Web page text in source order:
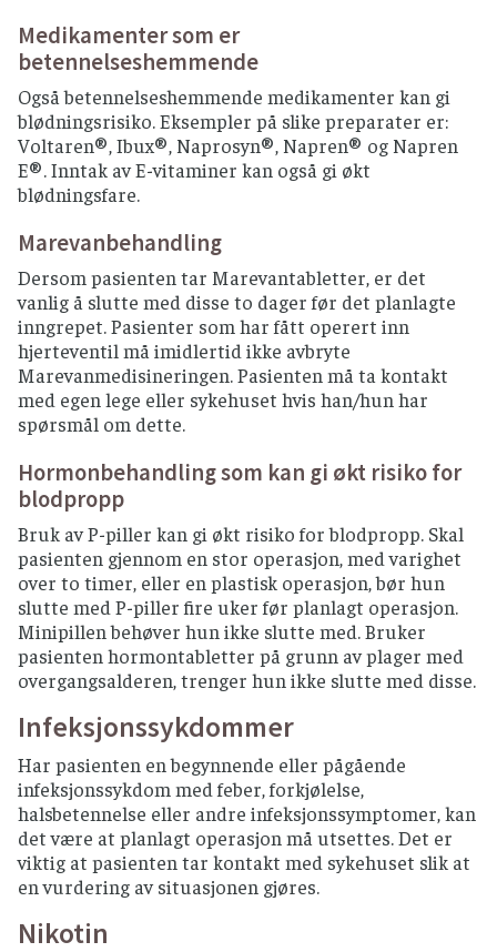
Medikamenter som er
betennelseshemmende
Også betennelseshemmende medikamenter kan gi
blødningsrisiko. Eksempler på slike preparater er:
Voltaren®, Ibux®, Naprosyn®, Napren® og Napren
E®. Inntak av E-vitaminer kan også gi økt
blødningsfare.
Marevanbehandling
Dersom pasienten tar Marevantabletter, er det
vanlig å slutte med disse to dager før det planlagte
inngrepet. Pasienter som har fått operert inn
hjerteventil må imidlertid ikke avbryte
Marevanmedisineringen. Pasienten må ta kontakt
med egen lege eller sykehuset hvis han/hun har
spørsmål om dette.
Hormonbehandling som kan gi økt risiko for
blodpropp
Bruk av P-piller kan gi økt risiko for blodpropp. Skal
pasienten gjennom en stor operasjon, med varighet
over to timer, eller en plastisk operasjon, bør hun
slutte med P-piller fire uker før planlagt operasjon.
Minipillen behøver hun ikke slutte med. Bruker
pasienten hormontabletter på grunn av plager med
overgangsalderen, trenger hun ikke slutte med disse.
Infeksjonssykdommer
Har pasienten en begynnende eller pågående
infeksjonssykdom med feber, forkjølelse,
halsbetennelse eller andre infeksjonssymptomer, kan
det være at planlagt operasjon må utsettes. Det er
viktig at pasienten tar kontakt med sykehuset slik at
en vurdering av situasjonen gjøres.
Nikotin